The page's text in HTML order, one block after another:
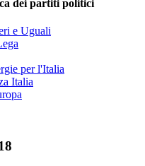
dei partiti politici
e Uguali
per l'Italia
Italia